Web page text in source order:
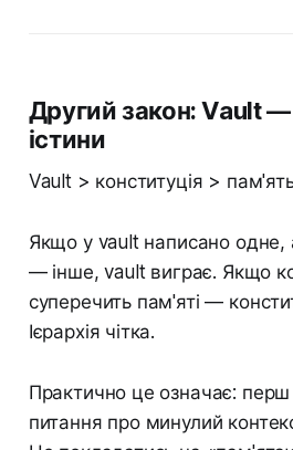
Другий закон: Vault
істини
Vault > конституція >
Якщо у vault написано одне,
— інше, vault виграє. Якщо
суперечить пам'яті —
Ієрархія чітка.
Практично це означає: перш
питання про минулий